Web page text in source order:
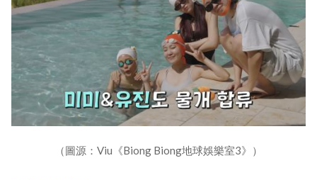
（圖源：Viu《Biong Biong地球娛樂室3》）